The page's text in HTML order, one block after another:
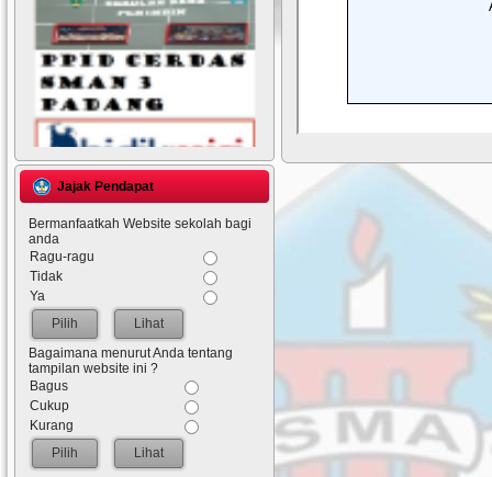
Jajak Pendapat
Bermanfaatkah Website sekolah bagi
anda
Ragu-ragu
Tidak
Ya
Lihat
Bagaimana menurut Anda tentang
tampilan website ini ?
Bagus
Cukup
Kurang
Lihat